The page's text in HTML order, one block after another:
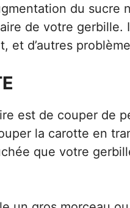
du sucre
de votre gerbille.
et d’autres
est de couper de
la carotte en
que votre